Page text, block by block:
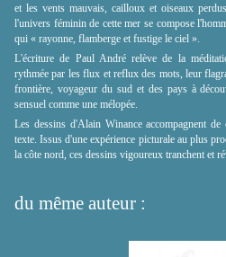
et les vents mauvais, cailloux et oiseaux
l'univers féminin de cette mer se compose
qui « rayonne, flamberge et fustige le ciel ».
L'écriture de Paul André relève de la
rythmée par les flux et reflux des mots, leur
frontière, voyageur du sud et des pays à
sensuel comme une mélopée.
Les dessins d'Alain Winance accompagnent
texte. Issus d'une expérience picturale au plus
la côte nord, ces dessins vigoureux tranchent et
du même auteur :